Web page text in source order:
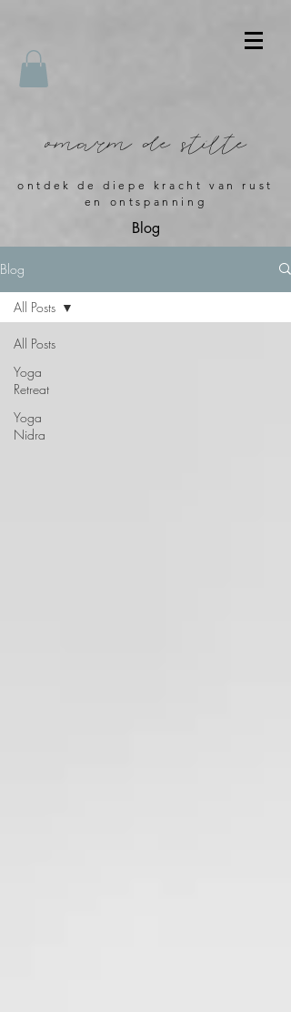
omarm de stilte
ontdek de diepe kracht van rust
en ontspanning
Blog
Blog
All Posts
Yoga
Retreat
Yoga
Nidra
All Posts